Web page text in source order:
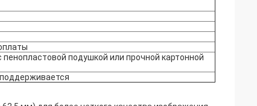
подушкой или прочной картонной